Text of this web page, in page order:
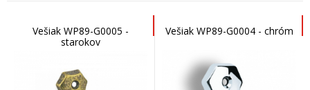
Vešiak WP89-G0005 -
starokov
Vešiak WP89-G0004 - chróm